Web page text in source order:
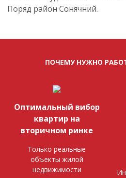
Поряд район Сонячний.
ПОЧЕМУ НУЖНО
Оптимальный вибор
квартир на
вторичном ринке
Только реальные
объекты жилой
недвижимости